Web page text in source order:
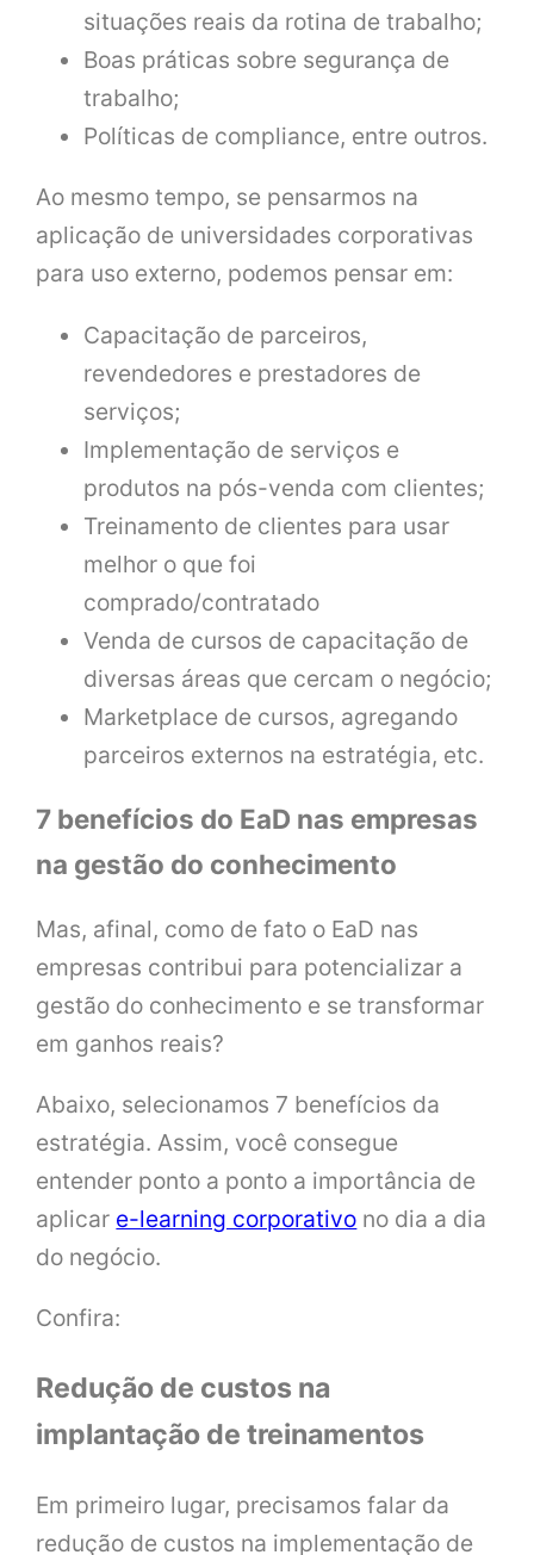
situações reais da rotina de trabalho;
Boas práticas sobre segurança de
trabalho;
Políticas de compliance, entre outros.
Ao mesmo tempo, se pensarmos na
aplicação de universidades corporativas
para uso externo, podemos pensar em:
Capacitação de parceiros,
revendedores e prestadores de
serviços;
Implementação de serviços e
produtos na pós-venda com clientes;
Treinamento de clientes para usar
melhor o que foi
comprado/contratado
Venda de cursos de capacitação de
diversas áreas que cercam o negócio;
Marketplace de cursos, agregando
parceiros externos na estratégia, etc.
7 benefícios do EaD nas empresas
na gestão do conhecimento
Mas, afinal, como de fato o EaD nas
empresas contribui para potencializar a
gestão do conhecimento e se transformar
em ganhos reais?
Abaixo, selecionamos 7 benefícios da
estratégia. Assim, você consegue
entender ponto a ponto a importância de
aplicar e-learning corporativo no dia a dia
do negócio.
Confira:
Redução de custos na
implantação de treinamentos
Em primeiro lugar, precisamos falar da
redução de custos na implementação de